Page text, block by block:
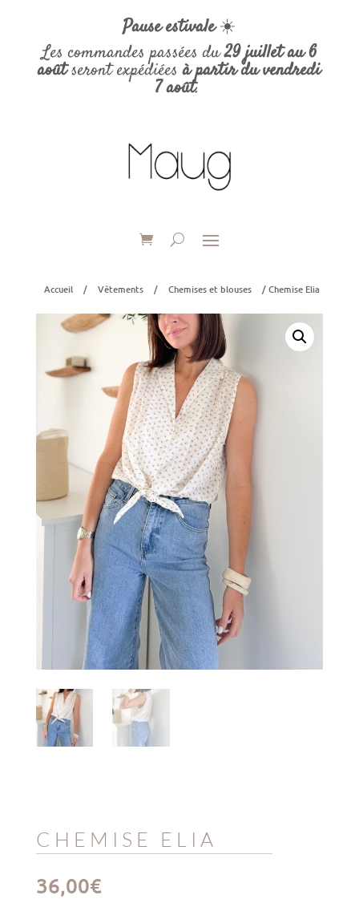
Pause estivale☀️
Les commandes passées du29 juillet au 6
aoûtseront expédiéesà partir du vendredi
7 août.
Accueil / Vêtements / Chemises et blouses / Chemise Elia
CHEMISE ELIA
36,00€